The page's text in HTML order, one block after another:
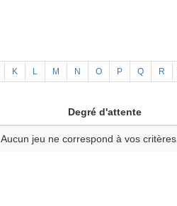
K L M N O P Q R
Degré d'attente
Aucun jeu ne correspond à vos critères.